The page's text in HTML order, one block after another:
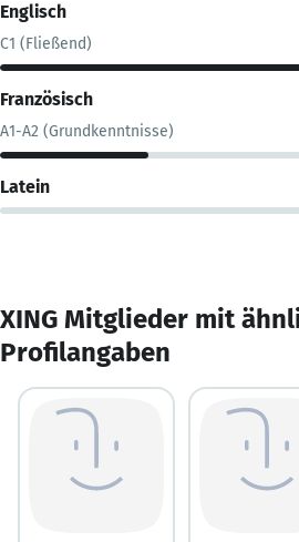
Englisch
C1 (Fließend)
Französisch
A1-A2 (Grundkenntnisse)
Latein
XING Mitglieder mit
Profilangaben